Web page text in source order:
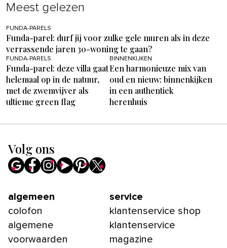
Meest gelezen
FUNDA-PARELS
Funda-parel: durf jij voor zulke gele muren als in deze
verrassende jaren 30-woning te gaan?
FUNDA-PARELS
Funda-parel: deze villa gaat
helemaal op in de natuur,
met de zwemvijver als
ultieme green flag
BINNENKIJKEN
Een harmonieuze mix van
oud en nieuw: binnenkijken
in een authentiek
herenhuis
Volg ons
algemeen
colofon
algemene
voorwaarden
service
klantenservice shop
klantenservice
magazine